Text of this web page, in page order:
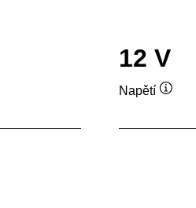
12 V
Napětí